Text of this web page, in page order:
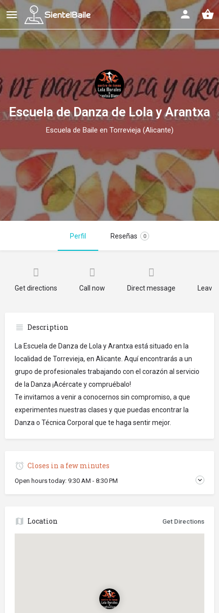
shopping_basket
Escuela de Danza de Lola y Arantxa
Escuela de Baile en Torrevieja (Alicante)
Perfil Reseñas 0
Get directions Call now Direct message
Description
La Escuela de Danza de Lola y Arantxa está situado en la
localidad de Torrevieja, en Alicante. Aquí encontrarás a un
grupo de profesionales trabajando con el corazón al servicio
de la Danza ¡Acércate y compruébalo!
Te invitamos a venir a conocernos sin compromiso, a que
experimentes nuestras clases y que puedas encontrar la
Danza o Técnica Corporal que te haga sentir mejor.
Closes in a few minutes
Open hours today: 9:30 AM - 8:30 PM
Location Get Directions